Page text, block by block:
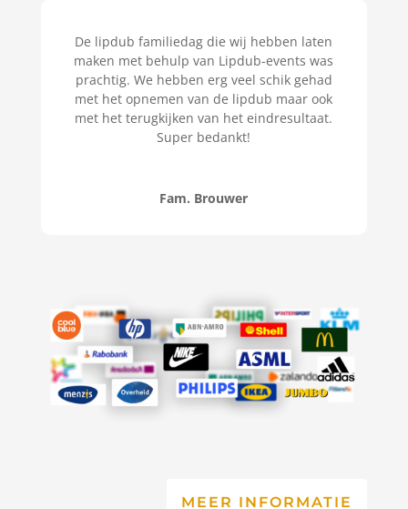
De lipdub familiedag die wij hebben laten
maken met behulp van Lipdub-events was
prachtig. We hebben erg veel schik gehad
met het opnemen van de lipdub maar ook
met het terugkijken van het eindresultaat.
Super bedankt!
Fam. Brouwer
MEER INFORMATIE